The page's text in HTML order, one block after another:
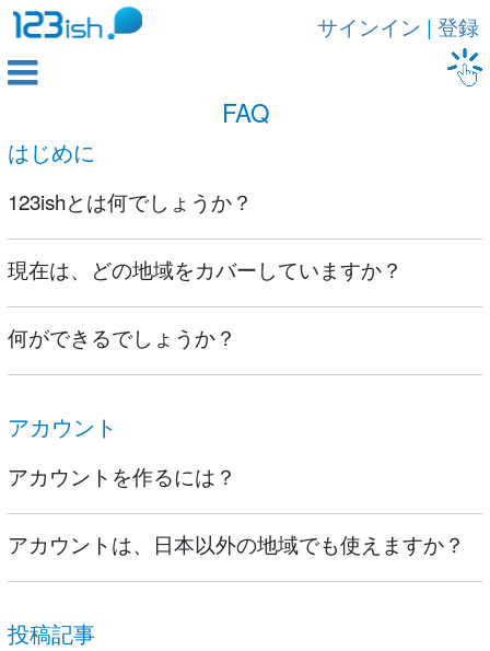
サインイン | 登録

FAQ
はじめに
123ishとは何でしょうか？
現在は、どの地域をカバーしていますか？
何ができるでしょうか？
アカウント
アカウントを作るには？
アカウントは、日本以外の地域でも使えますか？
投稿記事